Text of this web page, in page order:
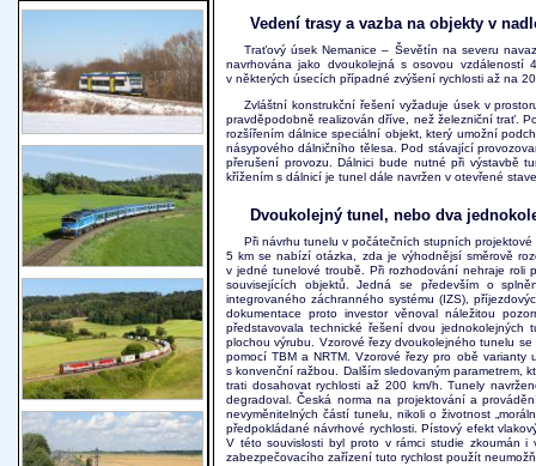
Vedení trasy a vazba na objekty v
Traťový úsek Nemanice – Ševětín na severu
navrhována jako dvoukolejná s osovou
v některých úsecích případné zvýšení rychlosti až na
Zvláštní konstrukční řešení vyžaduje úsek v
pravděpodobně realizován dříve, než železniční trať.
rozšířením dálnice speciální objekt, který umožní
násypového dálničního tělesa. Pod stávající
přerušení provozu. Dálnici bude nutné při výstavbě
křížením s dálnicí je tunel dále navržen v otevřené
Dvoukolejný tunel, nebo dva
Při návrhu tunelu v počátečních stupních
5 km se nabízí otázka, zda je výhodnějsí směrově
v jedné tunelové troubě. Při rozhodování nehraje roli
souvisejících objektů. Jedná se především o
integrovaného záchranného systému (IZS),
dokumentace proto investor věnoval náležitou
představovala technické řešení dvou jednokolejných
plochou výrubu. Vzorové řezy dvoukolejného tunelu
pomocí TBM a NRTM. Vzorové řezy pro obě
s konvenční ražbou. Dalším sledovaným parametrem,
trati dosahovat rychlosti až 200 km/h. Tunely
degradoval. Česká norma na projektování a
nevyměnitelných částí tunelu, nikoli o životnost
předpokládané návrhové rychlosti. Pístový efekt
V této souvislosti byl proto v rámci studie zkoumán
zabezpečovacího zařízení tuto rychlost použít